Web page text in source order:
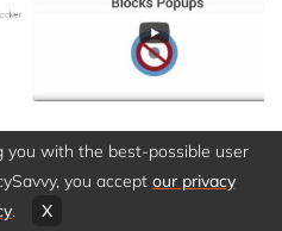
you with the best-possible user
you accept our privacy
. X